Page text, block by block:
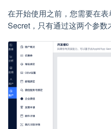
在开始使用之前，您需要在
Secret，只有通过这两个参数